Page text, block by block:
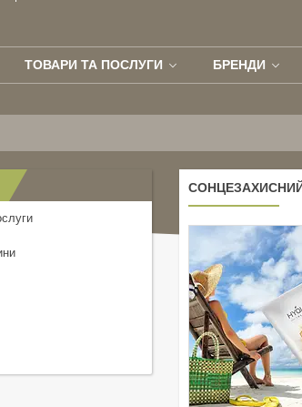
ТОВАРИ ТА ПОСЛУГИ БРЕНДИ
СОНЦЕЗАХИСНИЙ